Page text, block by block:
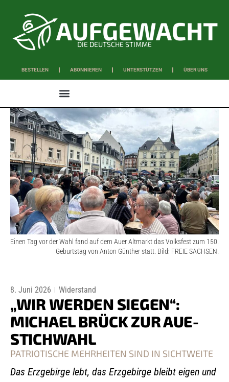
DIE DEUTSCHE STIMME
BESTELLEN ABONNIEREN UNTERSTÜTZEN ÜBER UNS
Einen Tag vor der Wahl fand auf dem Auer Altmarkt das Volksfest zum 150.
Geburtstag von Anton Günther statt. Bild: FREIE SACHSEN.
8. Juni 2026 Widerstand
„WIR WERDEN SIEGEN“:
MICHAEL BRÜCK ZUR AUE-
STICHWAHL
PATRIOTISCHE MEHRHEITEN SIND IN SICHTWEITE
Das Erzgebirge lebt, das Erzgebirge bleibt eigen und